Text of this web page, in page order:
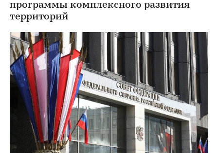
программы комплексного развития
территорий